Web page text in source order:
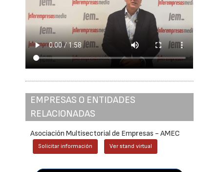
EMPRESAS O ENTIDADES
RELACIONADAS
Asociación Multisectorial de Empresas - AMEC
Solicitar información Ver stand virtual